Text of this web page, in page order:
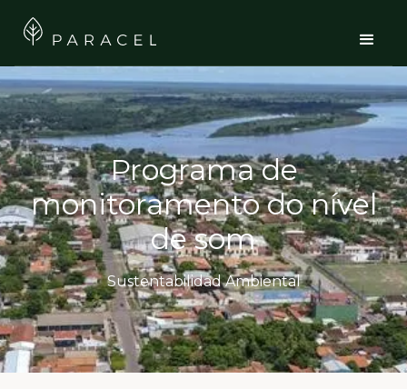
Programa de
monitoramento do nível
de som
Sustentabilidad Ambiental